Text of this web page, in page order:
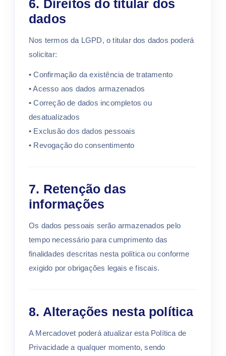
6. Direitos do titular dos
dados
Nos termos da LGPD, o titular dos dados poderá
solicitar:
• Confirmação da existência de tratamento
• Acesso aos dados armazenados
• Correção de dados incompletos ou
desatualizados
• Exclusão dos dados pessoais
• Revogação do consentimento
7. Retenção das
informações
Os dados pessoais serão armazenados pelo
tempo necessário para cumprimento das
finalidades descritas nesta política ou conforme
exigido por obrigações legais e fiscais.
8. Alterações nesta política
A Mercadovet poderá atualizar esta Política de
Privacidade a qualquer momento, sendo